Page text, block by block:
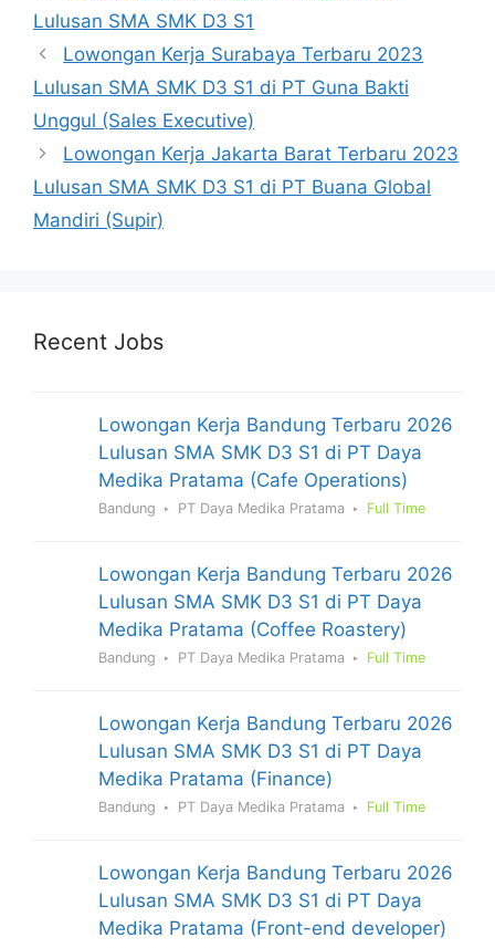
Lulusan SMA SMK D3 S1
Lowongan Kerja Surabaya Terbaru 2023
Lulusan SMA SMK D3 S1 di PT Guna Bakti
Unggul (Sales Executive)
Lowongan Kerja Jakarta Barat Terbaru 2023
Lulusan SMA SMK D3 S1 di PT Buana Global
Mandiri (Supir)
Recent Jobs
Lowongan Kerja Bandung Terbaru 2026
Lulusan SMA SMK D3 S1 di PT Daya
Medika Pratama (Cafe Operations)
Bandung PT Daya Medika Pratama Full Time
Lowongan Kerja Bandung Terbaru 2026
Lulusan SMA SMK D3 S1 di PT Daya
Medika Pratama (Coffee Roastery)
Bandung PT Daya Medika Pratama Full Time
Lowongan Kerja Bandung Terbaru 2026
Lulusan SMA SMK D3 S1 di PT Daya
Medika Pratama (Finance)
Bandung PT Daya Medika Pratama Full Time
Lowongan Kerja Bandung Terbaru 2026
Lulusan SMA SMK D3 S1 di PT Daya
Medika Pratama (Front-end developer)